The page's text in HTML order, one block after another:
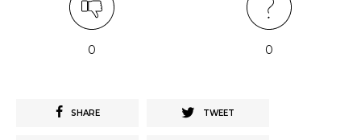
0 0
SHARE TWEET